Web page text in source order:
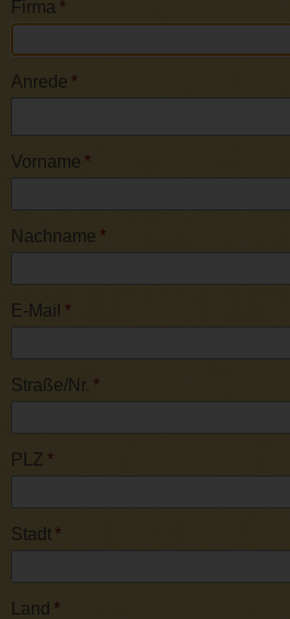
Firma *
Anrede *
Vorname *
Nachname *
E-Mail *
Straße/Nr. *
PLZ *
Stadt *
Land *